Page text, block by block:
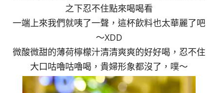
之下忍不住點來喝喝看
一端上來我們就咦了一聲，這杯飲料也太華麗了吧
～XDD
微酸微甜的薄荷檸檬汁清清爽爽的好好喝，忍不住
大口咕嚕咕嚕喝，貴婦形象都沒了，噗～